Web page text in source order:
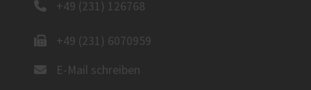
+49 (231) 126768
+49 (231) 6070959
E-Mail schreiben